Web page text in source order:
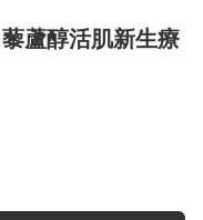
蘆醇活肌新生療